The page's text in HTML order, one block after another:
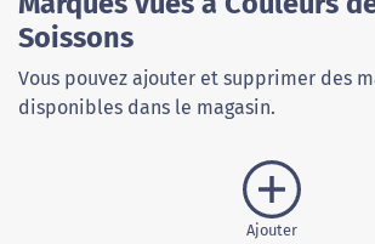
Soissons
Vous pouvez ajouter et supprimer des
disponibles dans le magasin.
Ajouter